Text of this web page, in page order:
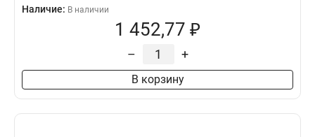
Наличие: В наличии
1 452,77 ₽
– +
В корзину